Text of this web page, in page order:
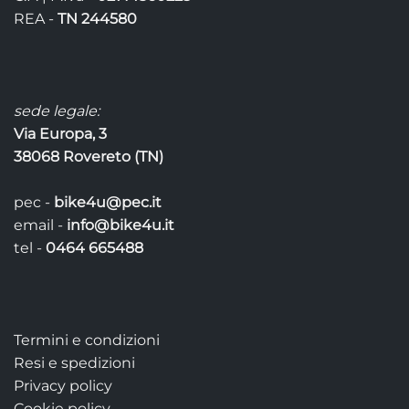
REA - TN 244580
sede legale:
Via Europa, 3
38068 Rovereto (TN)
pec - bike4u@pec.it
email - info@bike4u.it
tel - 0464 665488
Termini e condizioni
Resi e spedizioni
Privacy policy